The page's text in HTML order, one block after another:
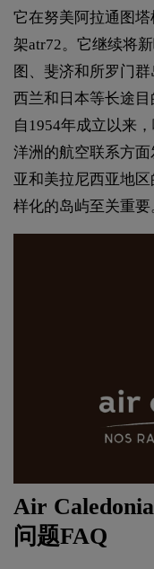
它在努美阿拉通图
架atr72。它继续将
图、斐济和所罗门
西兰和日本等长途目
自1954年成立以来
洋洲的航空联系方
亚和美拉尼西亚地
样化的岛屿至关重要
Air
问题FAQ